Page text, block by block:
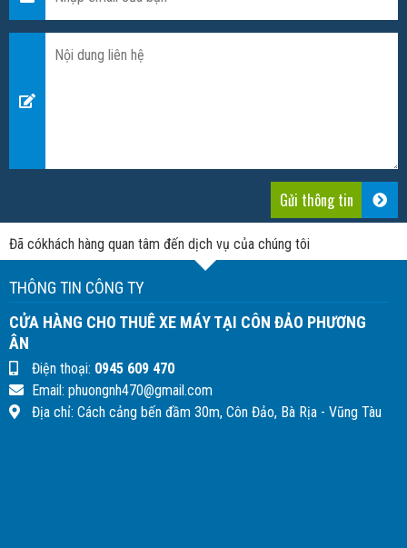
Đã cókhách hàng quan tâm đến dịch vụ của chúng tôi
THÔNG TIN CÔNG TY
CỬA HÀNG CHO THUÊ XE MÁY TẠI CÔN ĐẢO PHƯƠNG
ÂN
Điện thoại: 0945 609 470
Email: phuongnh470@gmail.com
Địa chỉ: Cách cảng bến đầm 30m, Côn Đảo, Bà Rịa - Vũng Tàu